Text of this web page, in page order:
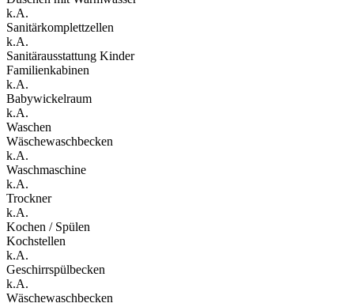
k.A.
Sanitärkomplettzellen
k.A.
Sanitärausstattung Kinder
Familienkabinen
k.A.
Babywickelraum
k.A.
Waschen
Wäschewaschbecken
k.A.
Waschmaschine
k.A.
Trockner
k.A.
Kochen / Spülen
Kochstellen
k.A.
Geschirrspülbecken
k.A.
Wäschewaschbecken